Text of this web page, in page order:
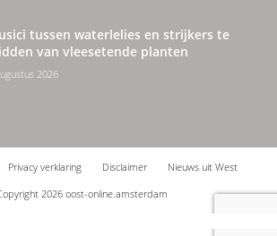
tussen waterlelies en strijkers te
van vleesetende planten
2026
Privacy verklaring Disclaimer
Nieuws uit West
2026 oost-online.amsterdam